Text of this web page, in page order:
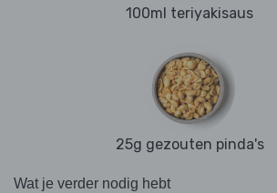
100ml teriyakisaus
25g gezouten pinda's
Wat je verder nodig hebt